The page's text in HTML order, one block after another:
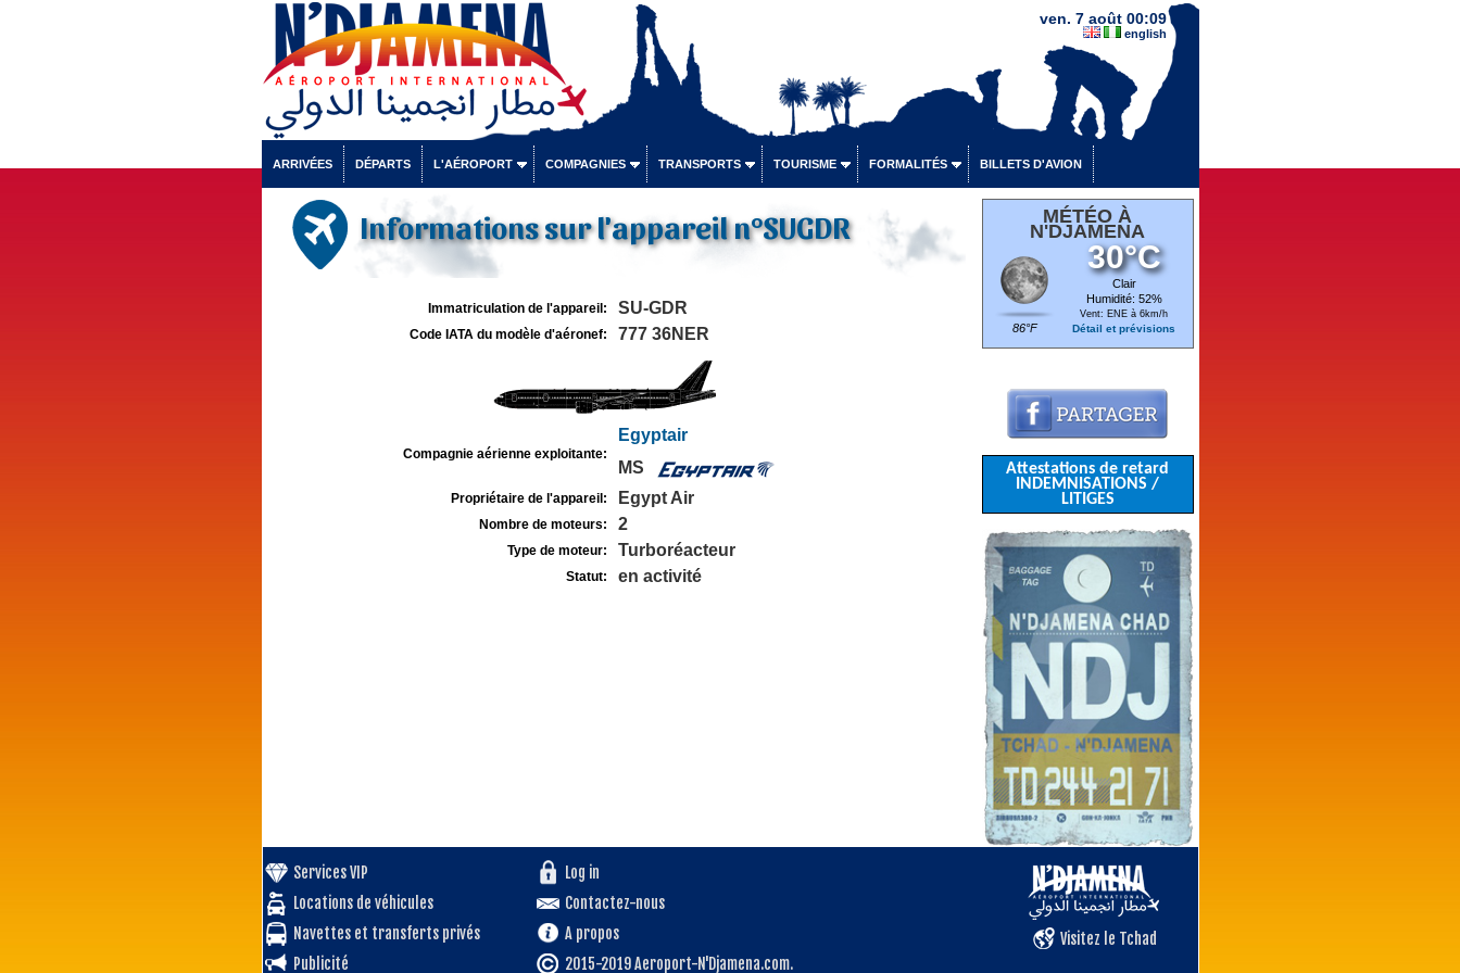
ven. 7 août 00:09
english
ARRIVÉES DÉPARTS L'AÉROPORT COMPAGNIES TRANSPORTS TOURISME FORMALITÉS BILLETS D'AVION
Informations sur l'appareil n°SUGDR
Immatriculation de l'appareil: SU-GDR
Code IATA du modèle d'aéronef: 777 36NER
Compagnie aérienne exploitante:
Egyptair
MS
Propriétaire de l'appareil: Egypt Air
Nombre de moteurs: 2
Type de moteur: Turboréacteur
Statut: en activité
MÉTÉO À
N'DJAMENA
86°F
30°C
Clair
Humidité: 52%
Vent: ENE à 6km/h
Détail et prévisions
Attestations de retard
INDEMNISATIONS /
LITIGES
Services VIP
Locations de véhicules
Navettes et transferts privés
Publicité
Log in
Contactez-nous
A propos
2015-2019 Aeroport-N'Djamena.com.
Visitez le Tchad